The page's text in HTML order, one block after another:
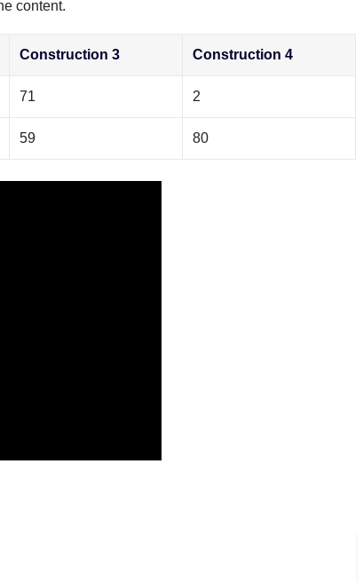
content.
Construction 3 Construction 4
71 2
59 80